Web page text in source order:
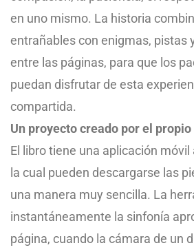
en uno mismo. La historia
entrañables con enigmas, pistas
entre las páginas, para que los
puedan disfrutar de esta
compartida.
Un proyecto creado por el propio
El libro tiene una aplicación
la cual pueden descargarse las
una manera muy sencilla. La
instantáneamente la sinfonía
página, cuando la cámara de un